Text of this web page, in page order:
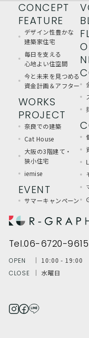
CONCEPT
FEATURE
デザイン性豊かな
建築家住宅
毎日を支える
心地よい住空間
今と未来を見つめる
資金計画＆アフター
WORKS
PROJECT
奈良での建築
Cat House
大阪の3階建て・
狭小住宅
iemise
EVENT
サマーキャンペーン
Tel.06-6720-9615
OPEN
│ 10:00 - 19:00
CLOSE
│ 水曜日